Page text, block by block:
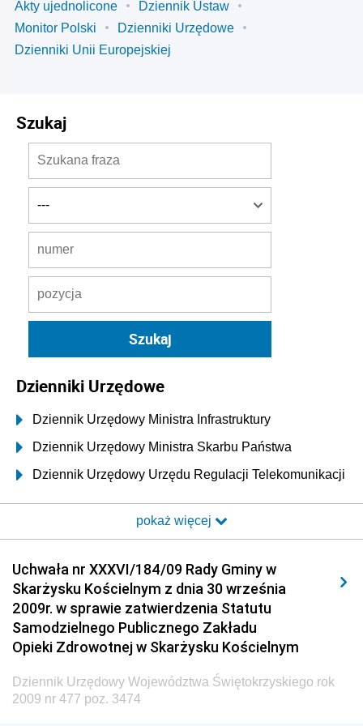
Akty ujednolicone
Dziennik Ustaw
Monitor Polski
Dzienniki Urzędowe
Dzienniki Unii Europejskiej
Szukaj
Dzienniki Urzędowe
Dziennik Urzędowy Ministra Infrastruktury
Dziennik Urzędowy Ministra Skarbu Państwa
Dziennik Urzędowy Urzędu Regulacji Telekomunikacji
Dziennik Urzędowy Ministra Transportu i Budownictwa
Elektronicznej
Dziennik Urzędowy Ministra Spraw Wewnętrznych i
Administracji
Dziennik Urzędowy Ministra Transportu
Dziennik Urzędowy Ministra Budownictwa
Dziennik Urzędowy Ministra Nauki i Szkolnictwa
pokaż więcej
Uchwała nr XXXVI/184/09 Rady Gminy w
Skarżysku Kościelnym z dnia 30 września
2009r. w sprawie zatwierdzenia Statutu
Samodzielnego Publicznego Zakładu
Opieki Zdrowotnej w Skarżysku Kościelnym
Dziennik Urzędowy Województwa Świętokrzyskiego rok
2009 nr 477 poz. 3474